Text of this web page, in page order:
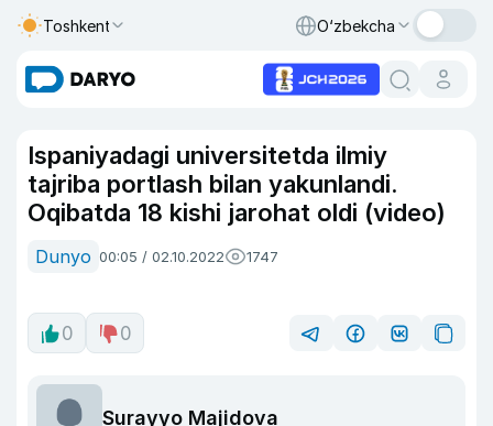
Toshkent O‘zbekcha
Ispaniyadagi universitetda ilmiy
tajriba portlash bilan yakunlandi.
Oqibatda 18 kishi jarohat oldi (video)
Dunyo 00:05 / 02.10.2022 1747
0 0
Surayyo Majidova